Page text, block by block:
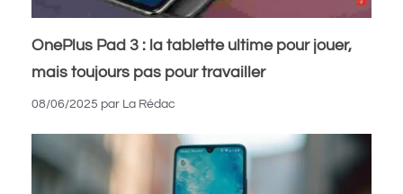
OnePlus Pad 3 : la tablette ultime pour jouer,
mais toujours pas pour travailler
08/06/2025 par La Rédac